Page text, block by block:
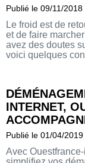
Publié le 09/11/2018
Le froid est de
et de faire
avez des doutes
voici quelques
INTERNET,
Publié le 01/04/2019
Avec